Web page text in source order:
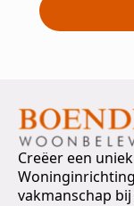
Creëer een
vakmanschap